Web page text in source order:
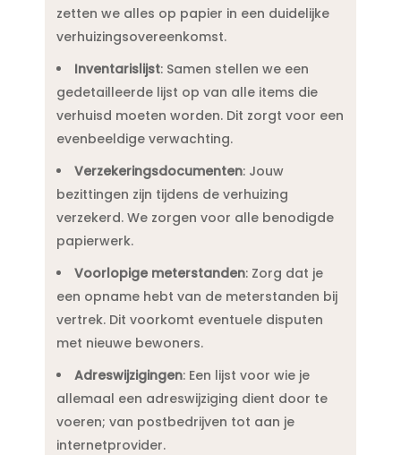
zetten we alles op papier in een duidelijke
verhuizingsovereenkomst.​
Inventarislijst: Samen stellen we een
gedetailleerde lijst op van alle items die
verhuisd moeten worden.​ Dit zorgt voor een
evenbeeldige verwachting.​
Verzekeringsdocumenten: Jouw
bezittingen zijn tijdens de verhuizing
verzekerd.​ We zorgen voor alle benodigde
papierwerk.​
Voorlopige meterstanden: Zorg dat je
een opname hebt van de meterstanden bij
vertrek.​ Dit voorkomt eventuele disputen
met nieuwe bewoners.​
Adreswijzigingen: Een lijst voor wie je
allemaal een adreswijziging dient door te
voeren; van postbedrijven tot aan je
internetprovider.​